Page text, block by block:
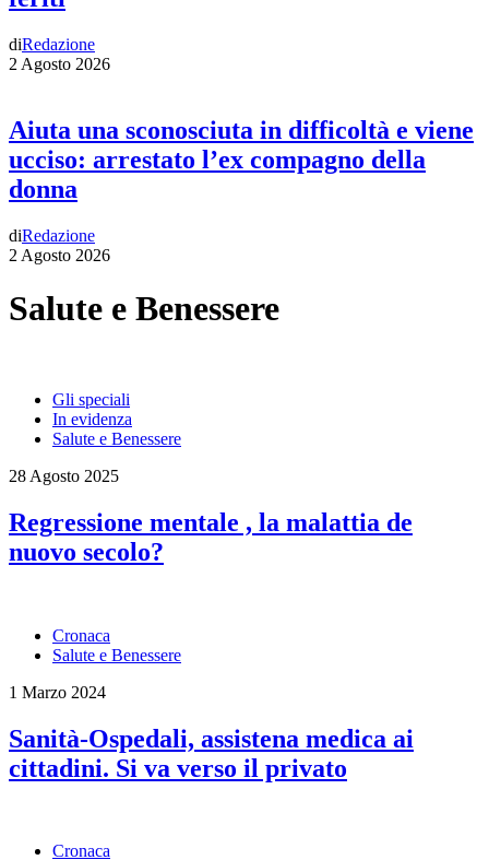
diRedazione
2 Agosto 2026
Aiuta una sconosciuta in difficoltà e viene
ucciso: arrestato l’ex compagno della
donna
diRedazione
2 Agosto 2026
Salute e Benessere
Gli speciali
In evidenza
Salute e Benessere
28 Agosto 2025
Regressione mentale , la malattia de
nuovo secolo?
Cronaca
Salute e Benessere
1 Marzo 2024
Sanità-Ospedali, assistena medica ai
cittadini. Si va verso il privato
Cronaca